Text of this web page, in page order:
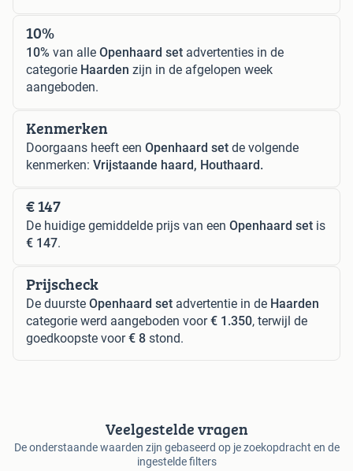
10%
10% van alle Openhaard set advertenties in de
categorie Haarden zijn in de afgelopen week
aangeboden.
Kenmerken
Doorgaans heeft een Openhaard set de volgende
kenmerken: Vrijstaande haard, Houthaard.
€ 147
De huidige gemiddelde prijs van een Openhaard set is
€ 147.
Prijscheck
De duurste Openhaard set advertentie in de Haarden
categorie werd aangeboden voor€ 1.350, terwijl de
goedkoopste voor€ 8 stond.
Veelgestelde vragen
De onderstaande waarden zijn gebaseerd op je zoekopdracht en de
ingestelde filters